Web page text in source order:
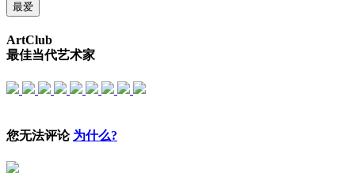
最爱
ArtClub
最佳当代艺术家
您无法评论 为什么?